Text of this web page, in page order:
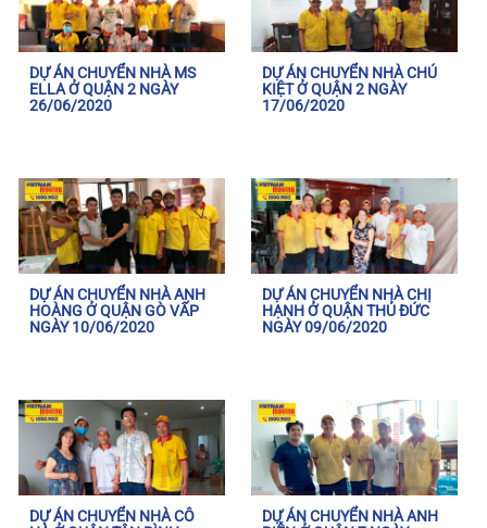
DỰ ÁN CHUYỂN NHÀ MS
ELLA Ở QUẬN 2 NGÀY
26/06/2020
DỰ ÁN CHUYỂN NHÀ CHÚ
KIỆT Ở QUẬN 2 NGÀY
17/06/2020
DỰ ÁN CHUYỂN NHÀ ANH
HOÀNG Ở QUẬN GÒ VẤP
NGÀY 10/06/2020
DỰ ÁN CHUYỂN NHÀ CHỊ
HẠNH Ở QUẬN THỦ ĐỨC
NGÀY 09/06/2020
DỰ ÁN CHUYỂN NHÀ CÔ
DỰ ÁN CHUYỂN NHÀ ANH